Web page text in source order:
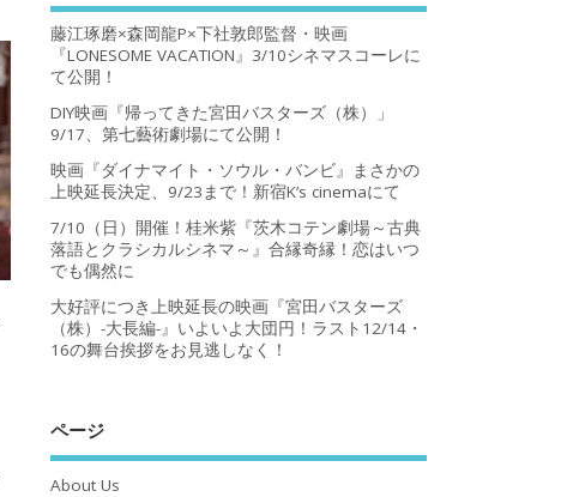
藤江琢磨×森岡龍P×下社敦郎監督・映画
『LONESOME VACATION』3/10シネマスコーレに
て公開！
DIY映画『帰ってきた宮田バスターズ（株）」
9/17、第七藝術劇場にて公開！
映画『ダイナマイト・ソウル・バンビ』まさかの
上映延長決定、9/23まで！新宿K’s cinemaにて
7/10（日）開催！桂米紫『茨木コテン劇場～古典
落語とクラシカルシネマ～』合縁奇縁！恋はいつ
でも偶然に
大好評につき上映延長の映画『宮田バスターズ
（株）-大長編-』いよいよ大団円！ラスト12/14・
16の舞台挨拶をお見逃しなく！
ページ
About Us